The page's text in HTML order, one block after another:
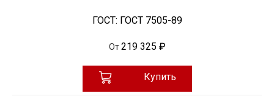
ГОСТ: ГОСТ 7505-89
От 219 325 ₽
Купить